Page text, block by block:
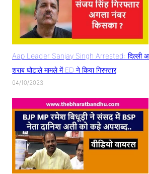
Aap Leader Sanjay Singh Arrested: दिल्ली
शराब घोटाले मामले में ED ने किया गिरफ्तार
04/10/2023